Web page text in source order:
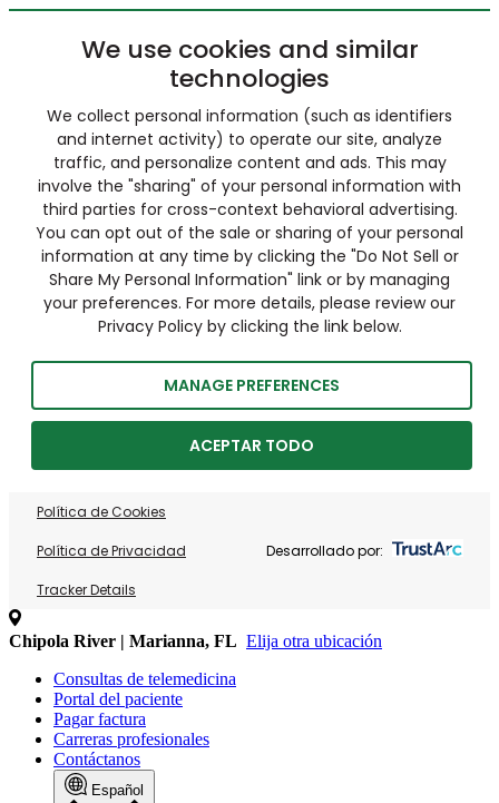
We use cookies and similar
technologies
We collect personal information (such as identifiers
and internet activity) to operate our site, analyze
traffic, and personalize content and ads. This may
involve the "sharing" of your personal information with
third parties for cross-context behavioral advertising.
You can opt out of the sale or sharing of your personal
information at any time by clicking the "Do Not Sell or
Share My Personal Information" link or by managing
your preferences. For more details, please review our
Privacy Policy by clicking the link below.
MANAGE PREFERENCES
ACEPTAR TODO
Política de Cookies
Política de Privacidad
Tracker Details
Desarrollado por:
Chipola River | Marianna, FL Elija otra ubicación
Consultas de telemedicina
Portal del paciente
Pagar factura
Carreras profesionales
Contáctanos
Español